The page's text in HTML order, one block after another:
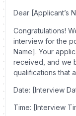
Dear [Applicant’s
Congratulations!
interview for the
Name]. Your
received, and we
qualifications that
Date: [Interview
Time: [Interview